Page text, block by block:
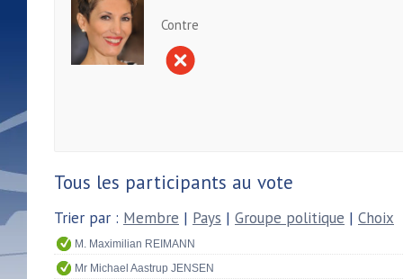
Contre
Tous les participants au vote
Trier par : Membre | Pays | Groupe politique | Choix
M. Maximilian REIMANN
Mr Michael Aastrup JENSEN